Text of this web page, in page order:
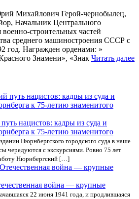
Михайлович Герой-чернобылец,
Начальник Центрального
военно-строительных частей
среднего машиностроения СССР с
год. Награжден орденами: »
Знамени», «Знак Читать далее
нацистов: кадры из суда и
к 75-летию знаменитого
Нюрнбергского городского суда в наше
чередуются с экскурсиями. Ровно 75 лет
Нюрнбергский […]
война — крупные
22 июня 1941 года, и продлившаяся